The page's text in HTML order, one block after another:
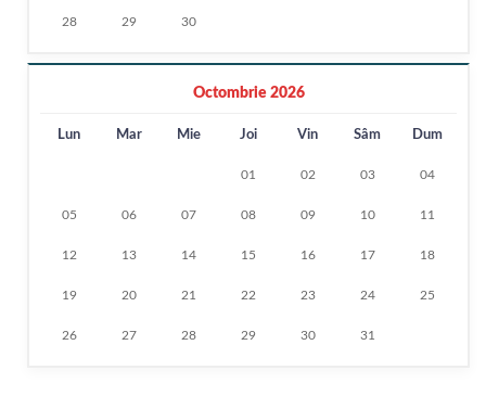
28 29 30
Octombrie 2026
Lun Mar Mie Joi Vin Sâm Dum
01 02 03 04
05 06 07 08 09 10 11
12 13 14 15 16 17 18
19 20 21 22 23 24 25
26 27 28 29 30 31